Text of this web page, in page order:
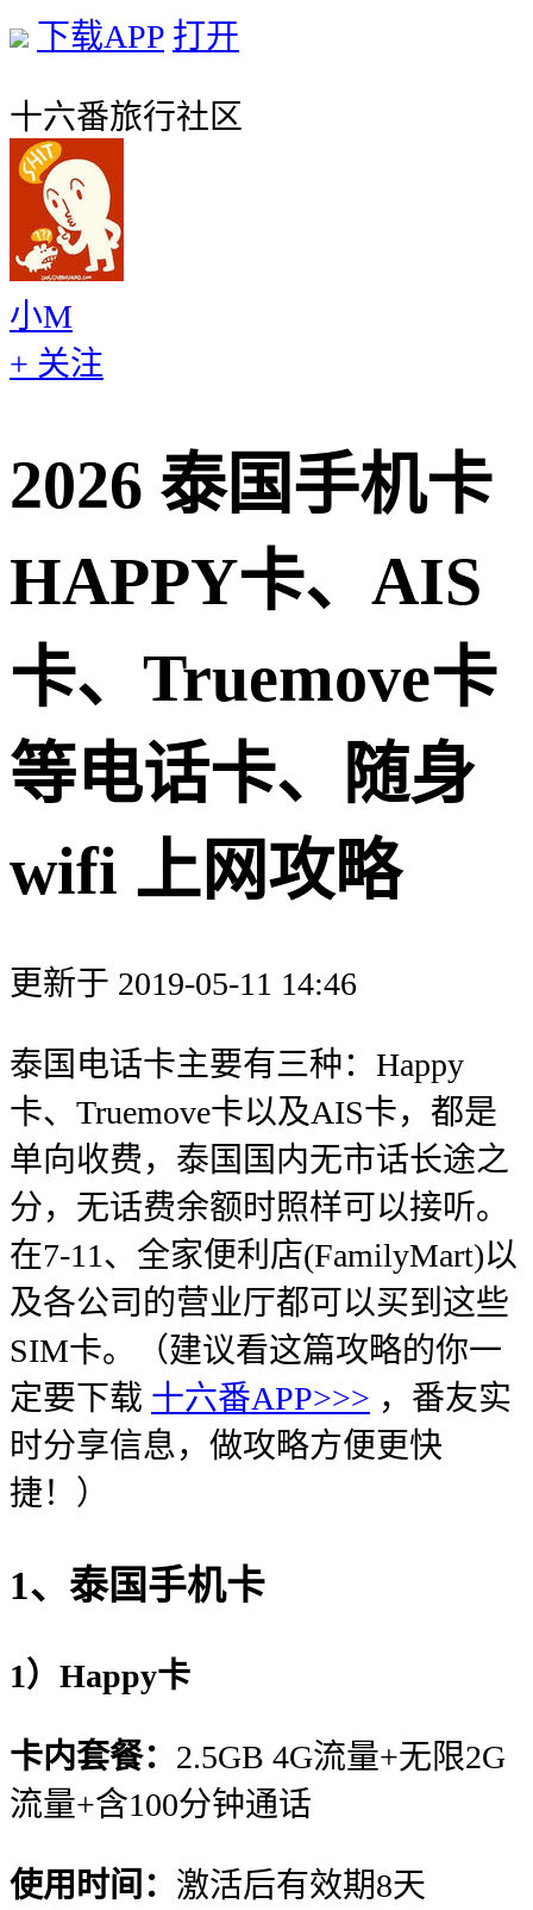
下载APP 打开
十六番旅行社区
小M
+ 关注
2026 泰国手机卡
HAPPY卡、AIS
卡、Truemove卡
等电话卡、随身
wifi 上网攻略
更新于 2019-05-11 14:46
泰国电话卡主要有三种：Happy
卡、Truemove卡以及AIS卡，都是
单向收费，泰国国内无市话长途之
分，无话费余额时照样可以接听。
在7-11、全家便利店(FamilyMart)以
及各公司的营业厅都可以买到这些
SIM卡。（建议看这篇攻略的你一
定要下载 十六番APP>>> ，番友实
时分享信息，做攻略方便更快
捷！）
1、泰国手机卡
1）Happy卡
卡内套餐： 2.5GB 4G流量+无限2G
流量+含100分钟通话
使用时间： 激活后有效期8天